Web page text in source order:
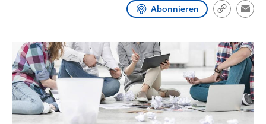
Wahlprogramme, aktuelle Berichte
und Kandidaten der anstehenden
Wahl.
Audio-Archiv
Abonnieren
Link